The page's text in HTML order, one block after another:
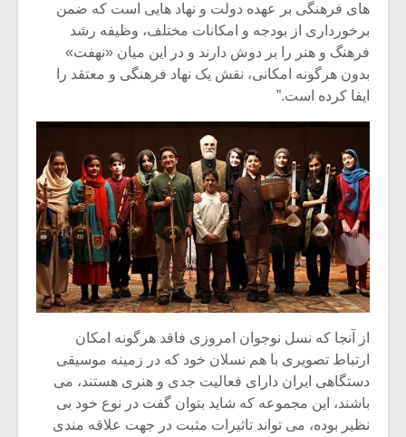
های فرهنگی بر عهده دولت و نهاد هایی است که ضمن
برخورداری از بودجه و امکانات مختلف، وظیفه رشد
فرهنگ و هنر را بر دوش دارند و در این میان «نهفت»
بدون هرگونه امکانی، نقش یک نهاد فرهنگی و معتقد را
ایفا کرده است.”
از آنجا که نسل نوجوان امروزی فاقد هرگونه امکان
ارتباط تصویری با هم نسلان خود که در زمینه موسیقی
دستگاهی ایران دارای فعالیت جدی و هنری هستند، می
باشند، این مجموعه که شاید بتوان گفت در نوع خود بی
نظیر بوده، می تواند تاثیرات مثبت در جهت علاقه مندی